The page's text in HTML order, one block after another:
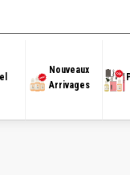
Nouveaux
Arrivages